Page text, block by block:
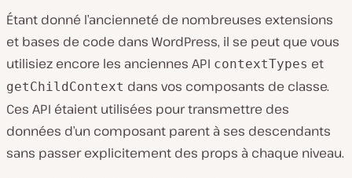
Étant donné l’ancienneté de nombreuses extensions
et bases de code dans WordPress, il se peut que vous
utilisiez encore les anciennes API contextTypes et
getChildContext dans vos composants de classe.
Ces API étaient utilisées pour transmettre des
données d’un composant parent à ses descendants
sans passer explicitement des props à chaque niveau.